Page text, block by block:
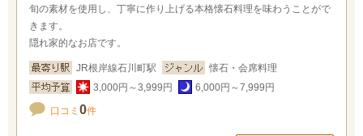
旬の素材を使用し、丁寧に作り上げる本格懐石料理を味わうことがで
きます。
隠れ家的なお店です。
JR根岸線石川町駅
懐石・会席料理
3,000円～3,999円
6,000円～7,999円
口コミ 0件